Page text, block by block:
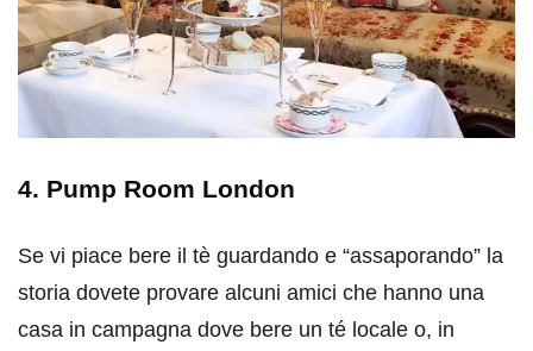
4. Pump Room London
Se vi piace bere il tè guardando e “assaporando” la
storia dovete provare alcuni amici che hanno una
casa in campagna dove bere un té locale o, in